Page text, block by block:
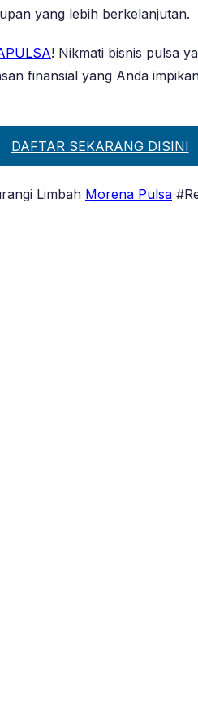
yang lebih berkelanjutan.
! Nikmati bisnis pulsa
finansial yang Anda
DAFTAR SEKARANG DISINI
Limbah Morena Pulsa